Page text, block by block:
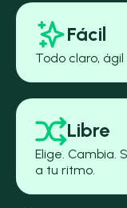
Fácil
Todo claro,
Libre
Elige. Cambia.
a tu ritmo.